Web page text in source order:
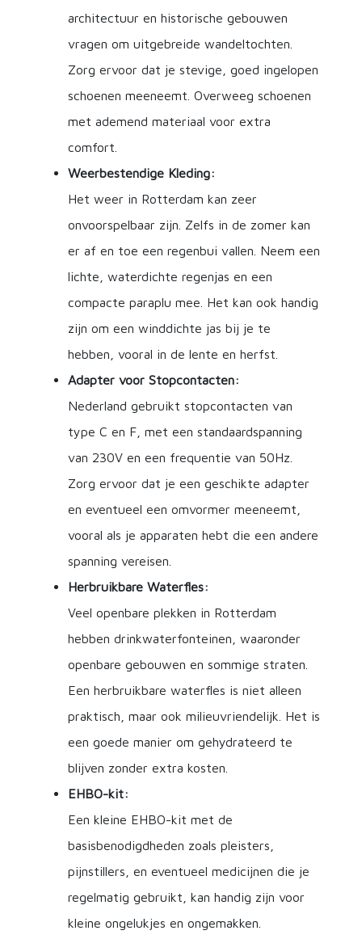
architectuur en historische gebouwen
vragen om uitgebreide wandeltochten.
Zorg ervoor dat je stevige, goed ingelopen
schoenen meeneemt. Overweeg schoenen
met ademend materiaal voor extra
comfort.
Weerbestendige Kleding:
Het weer in Rotterdam kan zeer
onvoorspelbaar zijn. Zelfs in de zomer kan
er af en toe een regenbui vallen. Neem een
lichte, waterdichte regenjas en een
compacte paraplu mee. Het kan ook handig
zijn om een winddichte jas bij je te
hebben, vooral in de lente en herfst.
Adapter voor Stopcontacten:
Nederland gebruikt stopcontacten van
type C en F, met een standaardspanning
van 230V en een frequentie van 50Hz.
Zorg ervoor dat je een geschikte adapter
en eventueel een omvormer meeneemt,
vooral als je apparaten hebt die een andere
spanning vereisen.
Herbruikbare Waterfles:
Veel openbare plekken in Rotterdam
hebben drinkwaterfonteinen, waaronder
openbare gebouwen en sommige straten.
Een herbruikbare waterfles is niet alleen
praktisch, maar ook milieuvriendelijk. Het is
een goede manier om gehydrateerd te
blijven zonder extra kosten.
EHBO-kit:
Een kleine EHBO-kit met de
basisbenodigdheden zoals pleisters,
pijnstillers, en eventueel medicijnen die je
regelmatig gebruikt, kan handig zijn voor
kleine ongelukjes en ongemakken.